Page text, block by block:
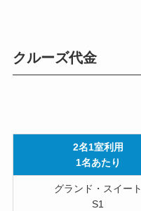
クルーズ代金
2名1室利用
1名あたり
グランド・スイート
S1